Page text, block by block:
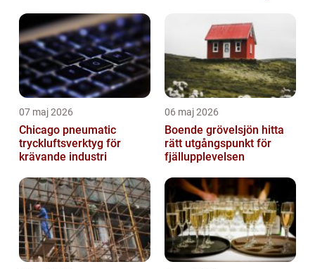
07 maj 2026
Chicago pneumatic
tryckluftsverktyg för
krävande industri
06 maj 2026
Boende grövelsjön hitta
rätt utgångspunkt för
fjällupplevelsen